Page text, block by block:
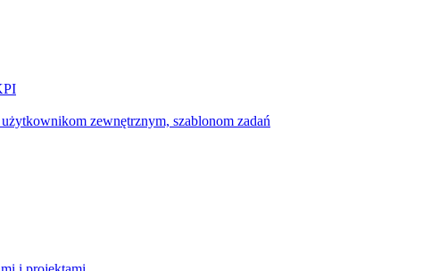
zewnętrznym, szablonom zadań